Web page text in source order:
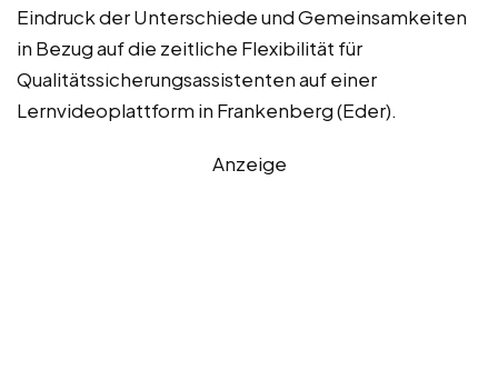
Eindruck der Unterschiede und Gemeinsamkeiten
in Bezug auf die zeitliche Flexibilität für
Qualitätssicherungsassistenten auf einer
Lernvideoplattform in Frankenberg (Eder).
Anzeige